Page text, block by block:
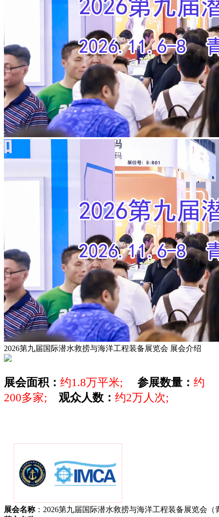
2026第九届国际潜水救捞与海洋工程装备展览会 展会介绍
展会面积： 约1.8万平米; 参展数量： 约
200多家; 观众人数： 约2万人次;
展会名称：2026第九届国际潜水救捞与海洋工程装备展览会（